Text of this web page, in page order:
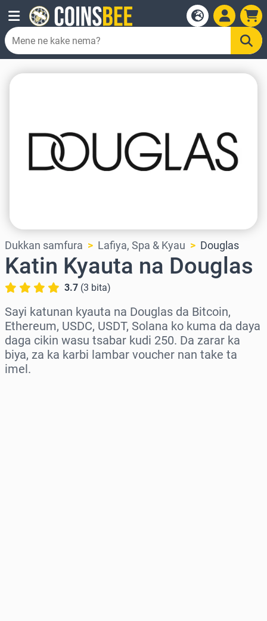
Dukkan samfura Lafiya, Spa & Kyau Douglas
Katin Kyauta na Douglas
3.7 (3 bita)
Sayi katunan kyauta na Douglas da Bitcoin,
Ethereum, USDC, USDT, Solana ko kuma da daya
daga cikin wasu tsabar kudi 250. Da zarar ka
biya, za ka karbi lambar voucher nan take ta
imel.